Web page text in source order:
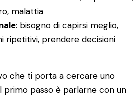
malattia
: bisogno di capirsi meglio,
ripetitivi, prendere decisioni
che ti porta a cercare uno
primo passo è parlarne con un